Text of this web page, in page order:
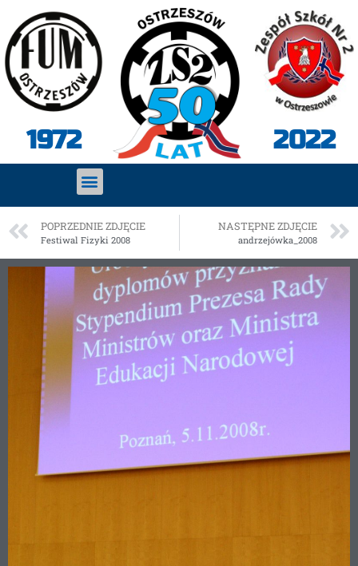
1972 2022
POPRZEDNIE ZDJĘCIE
Festiwal Fizyki 2008
NASTĘPNE ZDJĘCIE
andrzejówka_2008